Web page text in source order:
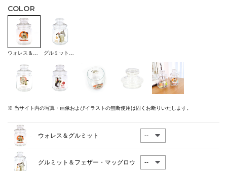
COLOR
※ 当サイト内の写真・画像およびイラストの無断使用は固くお断りいたします。
ウォレス＆グルミット
グルミット＆フェザー・マッグロウ